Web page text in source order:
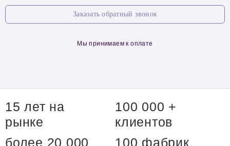
Заказать обратный звонок
Мы принимаем к оплате
15 лет на
рынке
100 000 +
клиентов
более 20 000
100 фабрик